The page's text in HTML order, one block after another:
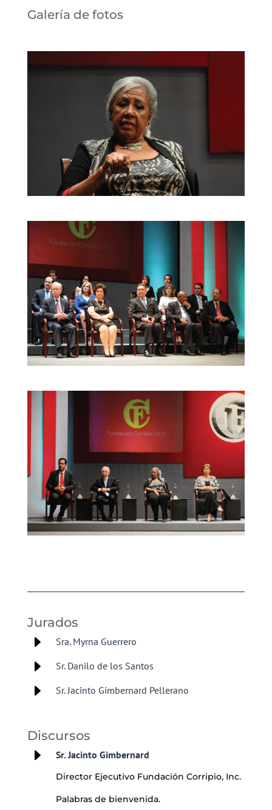
Galería de fotos
Jurados
E Sra. Myrna Guerrero
E Sr. Danilo de los Santos
E Sr. Jacinto Gimbernard Pellerano
Discursos
E Sr. Jacinto Gimbernard
Director Ejecutivo Fundación Corripio, Inc.
Palabras de bienvenida.